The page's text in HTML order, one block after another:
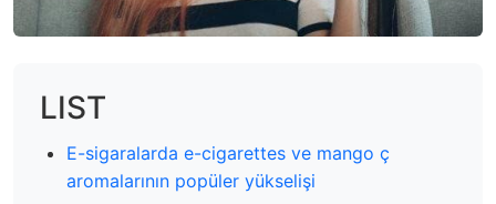
LIST
E-sigaralarda e-cigarettes ve mango ç
aromalarının popüler yükselişi